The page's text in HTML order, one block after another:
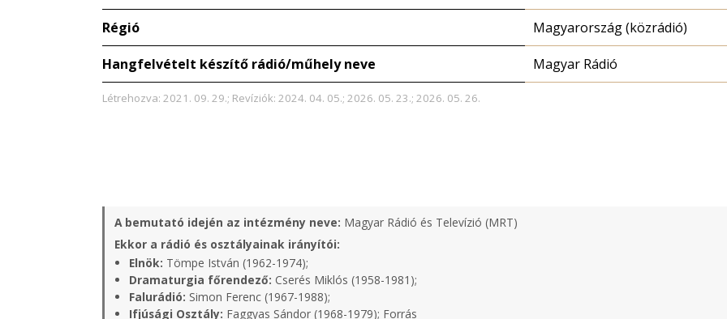
Régió Magyarország (közrádió)
Hangfelvételt készítő rádió/műhely neve Magyar Rádió
Létrehozva: 2021. 09. 29.; Revíziók: 2024. 04. 05.; 2026. 05. 23.; 2026. 05. 26.
A bemutató idején az intézmény neve: Magyar Rádió és Televízió (MRT)
Ekkor a rádió és osztályainak irányítói:
Elnök: Tömpe István (1962-1974);
Dramaturgia főrendező: Cserés Miklós (1958-1981);
Falurádió: Simon Ferenc (1967-1988);
Ifjúsági Osztály: Faggyas Sándor (1968-1979); Forrás